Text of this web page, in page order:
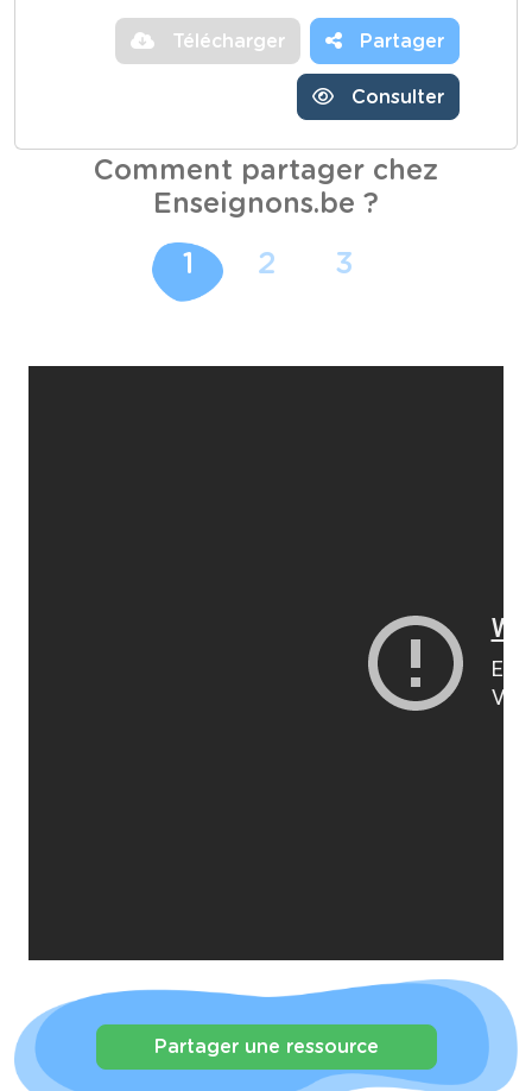
Télécharger Partager
Consulter
Comment partager chez
Enseignons.be ?
1 2 3
Partager une ressource